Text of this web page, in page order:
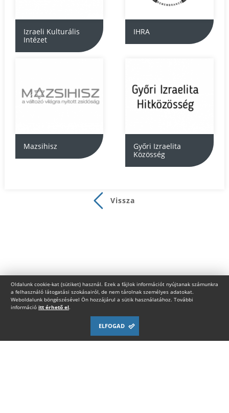
Izraeli Kulturális
Intézet
IHRA
Mazsihisz
Győri Izraelita
Közösség
Vissza
Oldalunk cookie-kat (sütiket) használ. Ezek a fájlok információt nyújtanak számunkra
a felhasználó látogatási szokásairól, de nem tárolnak személyes adatokat.
Weboldalunk böngészésével Ön hozzájárul a sütik használatához. További
információ itt érhető el.
ELFOGAD